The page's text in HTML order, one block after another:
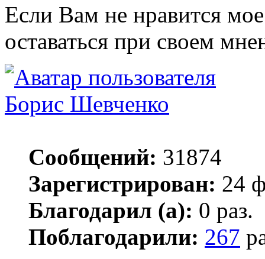
Если Вам не нравится
оставаться при своем
Борис Шевченко
Сообщений: 31874
Зарегистрирован: 24
Благодарил (а): 0 раз.
Поблагодарили: 267